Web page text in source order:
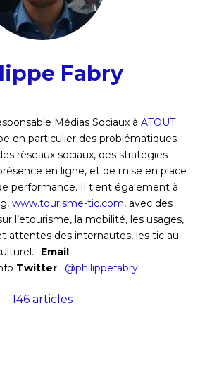
Fabry
Médias Sociaux à ATOUT
en particulier des problématiques
réseaux sociaux, des stratégies
en ligne, et de mise en place
performance. Il tient également à
www.tourisme-tic.com, avec des
l’etourisme, la mobilité, les usages,
attentes des internautes, les tic au
Email :
Twitter : @philippefabry
146 articles